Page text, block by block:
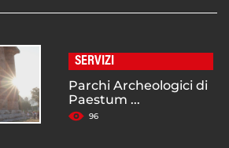
SERVIZI
Parchi Archeologici di
Paestum ...
96